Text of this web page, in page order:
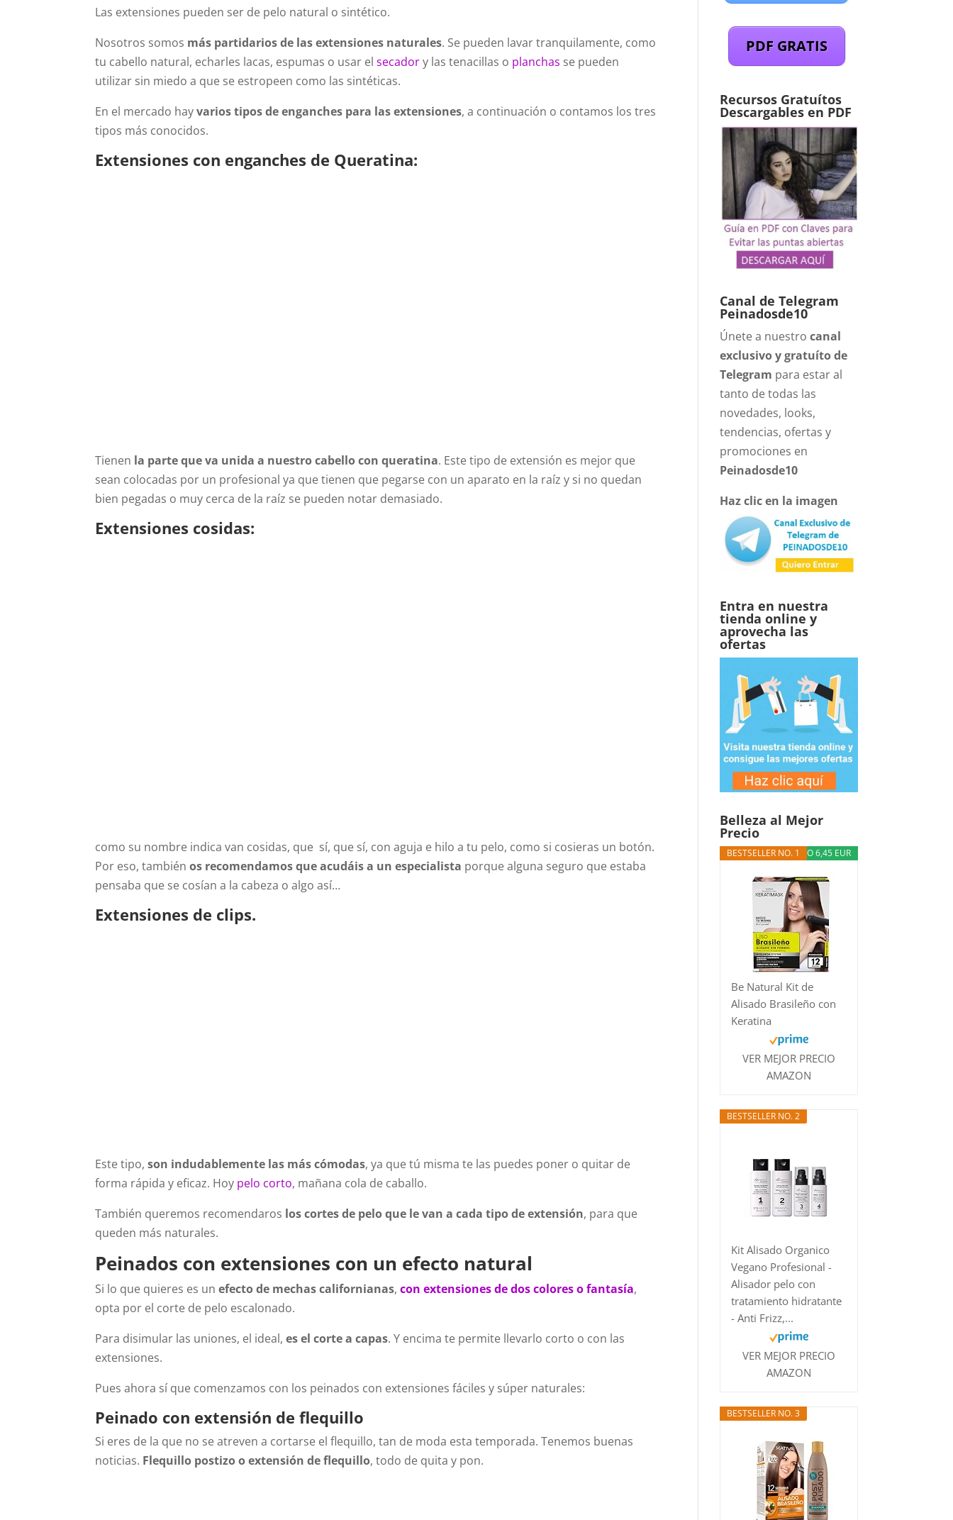
Las extensiones pueden ser de pelo natural o sintético.
Nosotros somos más partidarios de las extensiones naturales. Se pueden lavar tranquilamente, como
tu cabello natural, echarles lacas, espumas o usar elsecadory las tenacillas o planchas se pueden
utilizar sin miedo a que se estropeen como las sintéticas.
En el mercado hayvarios tipos de enganches para las extensiones, a continuación o contamos los tres
tipos más conocidos.
Extensiones con enganches de Queratina:
Tienen la parte que va unida a nuestro cabello con queratina. Este tipo de extensión es mejor que
sean colocadas por un profesional ya que tienen que pegarse con un aparato en la raíz y si no quedan
bien pegadas o muy cerca de la raíz se pueden notar demasiado.
Extensiones cosidas:
como su nombre indica van cosidas, que sí, que sí, con aguja e hilo a tu pelo, como si cosieras un botón.
Por eso, tambiénos recomendamos que acudáis a un especialista porque alguna seguro que estaba
pensaba que se cosían a la cabeza o algo así…
Extensiones de clips.
Este tipo,son indudablemente las más cómodas, ya que tú misma te las puedes poner o quitar de
forma rápida y eficaz. Hoy pelo corto, mañana cola de caballo.
También queremos recomendaros los cortes de pelo que le van a cada tipo de extensión, para que
queden más naturales.
Peinados con extensiones con un efecto natural
Si lo que quieres es unefecto de mechas californianas,con extensiones de dos colores o fantasía,
opta por el corte de pelo escalonado.
Para disimular las uniones, el ideal,es el corte a capas. Y encima te permite llevarlo corto o con las
extensiones.
Pues ahora sí que comenzamos con los peinados con extensiones fáciles y súper naturales:
Peinado con extensión de flequillo
Si eres de la que no se atreven a cortarse el flequillo, tan de moda esta temporada. Tenemos buenas
noticias. Flequillo postizo o extensión de flequillo, todo de quita y pon.
PDF GRATIS
Recursos Gratuítos
Descargables en PDF
Canal de Telegram
Peinadosde10
Únete a nuestrocanal
exclusivo y gratuíto de
Telegram para estar al
tanto de todas las
novedades, looks,
tendencias, ofertas y
promociones en
Peinadosde10
Haz clic en la imagen
Entra en nuestra
tienda online y
aprovecha las
ofertas
Belleza al Mejor
Precio
DESCUENTO 6,45 EUR
BESTSELLER NO. 1
Be Natural Kit de
Alisado Brasileño con
Keratina
VER MEJOR PRECIO
AMAZON
BESTSELLER NO. 2
Kit Alisado Organico
Vegano Profesional -
Alisador pelo con
tratamiento hidratante
- Anti Frizz,...
VER MEJOR PRECIO
AMAZON
BESTSELLER NO. 3